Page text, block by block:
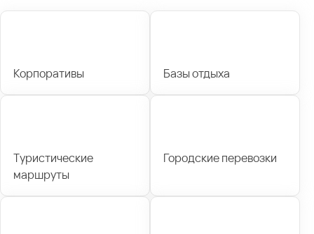
Корпоративы Базы отдыха
Туристические
маршруты
Городские перевозки